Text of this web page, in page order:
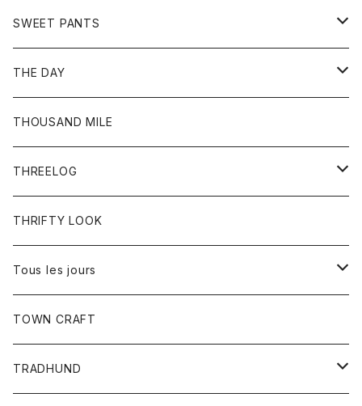
ワンピース
コート
リング
サンダル
アウター
Ｇジャン
ボトム
ジーンズ
SWEET PANTS
ボトム
ショートパンツ
THE DAY
トップス
Tシャツ
THOUSAND MILE
THREELOG
トップス
Tシャツ
THRIFTY LOOK
Tous les jours
トップス
レディース
TOWN CRAFT
TRADHUND